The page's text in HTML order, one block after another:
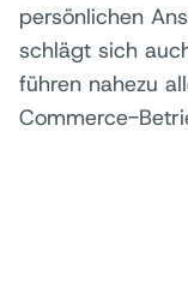
persönlichen
schlägt sich
führen nahezu
Commerce-